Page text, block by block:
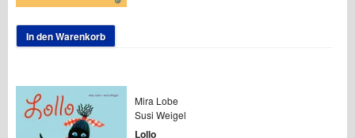
In den Warenkorb
Mira Lobe
Susi Weigel
Lollo